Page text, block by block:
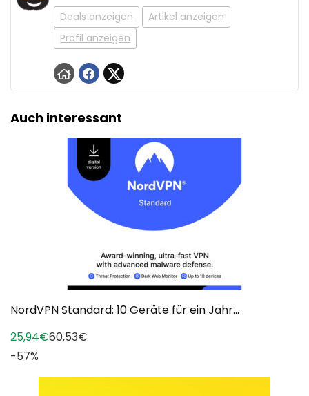
Deals anzeigen
Artikel anzeigen
Profil anzeigen
Auch interessant
NordVPN Standard: 10 Geräte für ein Jahr...
25,94€60,53€
-57%